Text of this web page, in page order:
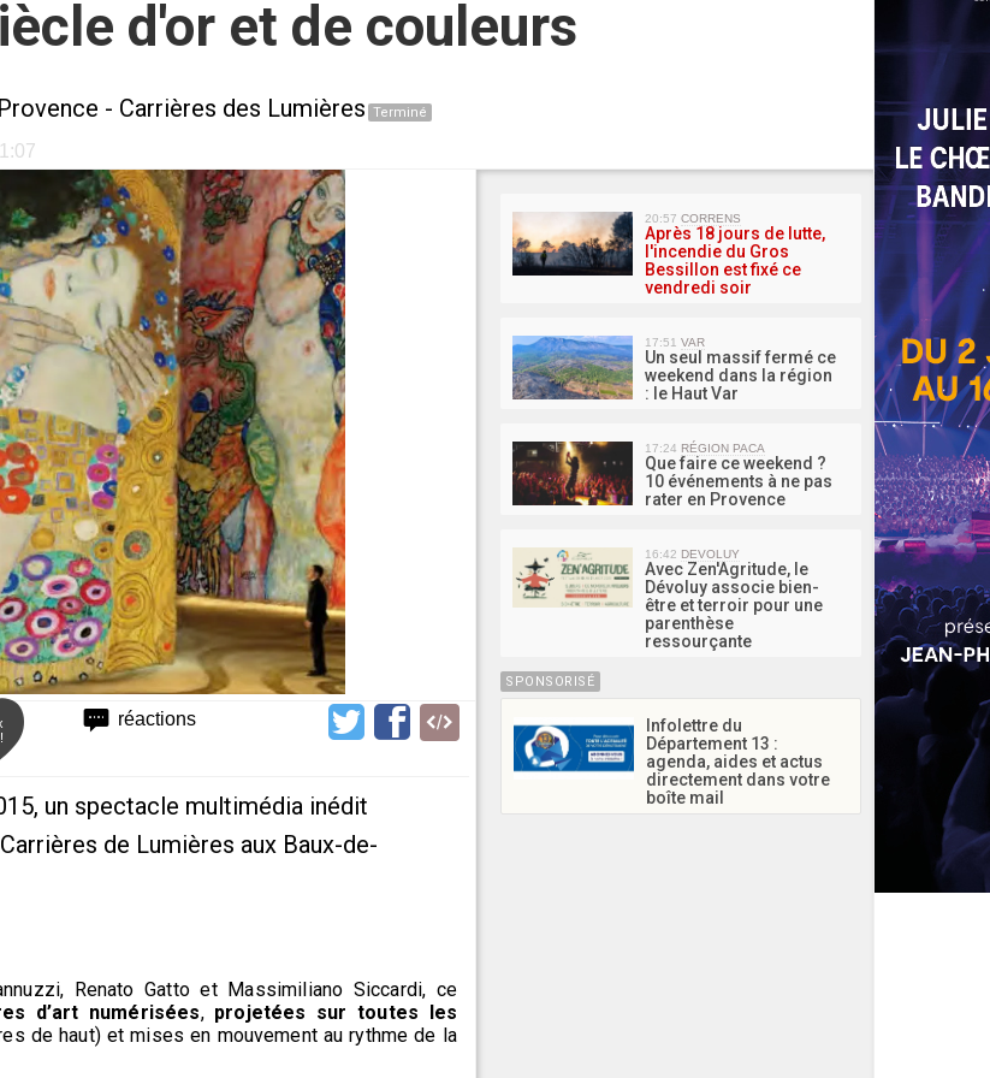
d'or et de couleurs
- Carrières des Lumières Terminé
réactions
un spectacle multimédia inédit
de Lumières aux Baux-de-
Renato Gatto et Massimiliano Siccardi, ce
d’art numérisées, projetées sur toutes les
de haut) et mises en mouvement au rythme de la
MA
20:57 CORRENS
Après 18 jours de lutte,
l'incendie du Gros
Bessillon est fixé ce
vendredi soir
17:51 VAR
Un seul massif fermé ce
weekend dans la région
: le Haut Var
17:24 RÉGION PACA
Que faire ce weekend ?
10 événements à ne pas
rater en Provence
16:42 DEVOLUY
Avec Zen'Agritude, le
Dévoluy associe bien-
être et terroir pour une
parenthèse
ressourçante
SPONSORISÉ
Infolettre du
Département 13 :
agenda, aides et actus
directement dans votre
boîte mail